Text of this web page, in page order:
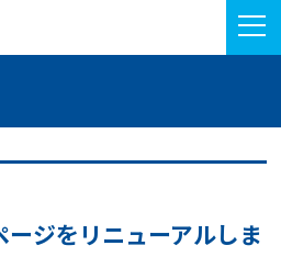
ジをリニューアルしま